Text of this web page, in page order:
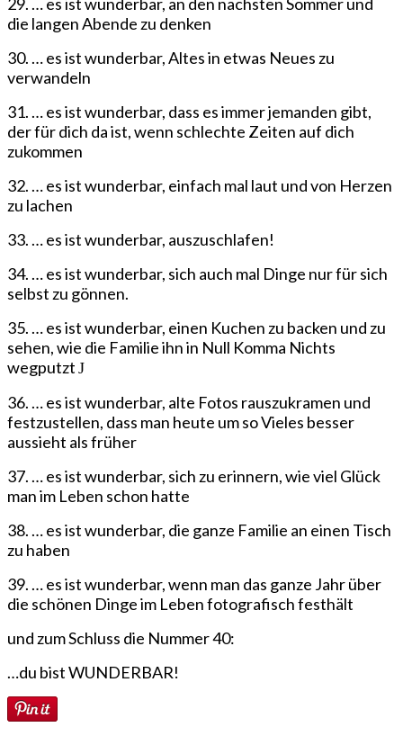
die langen Abende zu denken
30. … es ist wunderbar, Altes in etwas Neues zu
verwandeln
31. … es ist wunderbar, dass es immer jemanden gibt,
der für dich da ist, wenn schlechte Zeiten auf dich
zukommen
32. … es ist wunderbar, einfach mal laut und von Herzen
zu lachen
33. … es ist wunderbar, auszuschlafen!
34. … es ist wunderbar, sich auch mal Dinge nur für sich
selbst zu gönnen.
35. … es ist wunderbar, einen Kuchen zu backen und zu
sehen, wie die Familie ihn in Null Komma Nichts
wegputzt J
36. … es ist wunderbar, alte Fotos rauszukramen und
festzustellen, dass man heute um so Vieles besser
aussieht als früher
37. … es ist wunderbar, sich zu erinnern, wie viel Glück
man im Leben schon hatte
38. … es ist wunderbar, die ganze Familie an einen Tisch
zu haben
39. … es ist wunderbar, wenn man das ganze Jahr über
die schönen Dinge im Leben fotografisch festhält
und zum Schluss die Nummer 40:
…du bist WUNDERBAR!